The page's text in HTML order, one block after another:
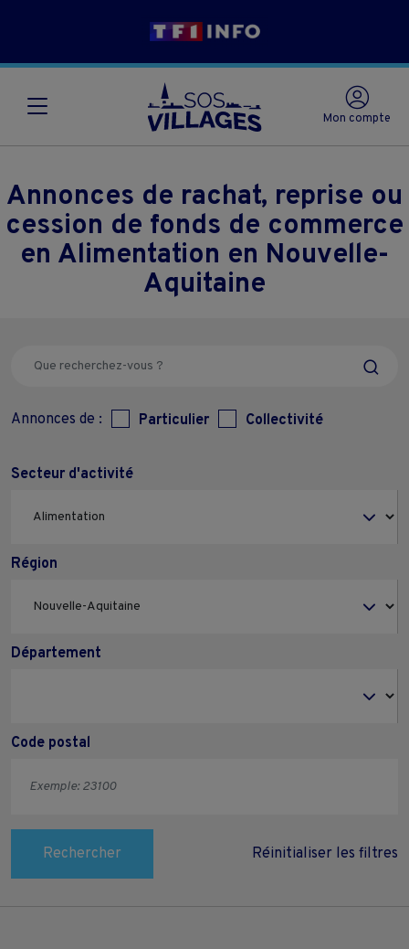
Mon compte
Annonces de rachat, reprise ou
cession de fonds de commerce
en Alimentation en Nouvelle-
Aquitaine
Annonces de : Particulier Collectivité
Secteur d'activité
Région
Département
Code postal
Rechercher Réinitialiser les filtres